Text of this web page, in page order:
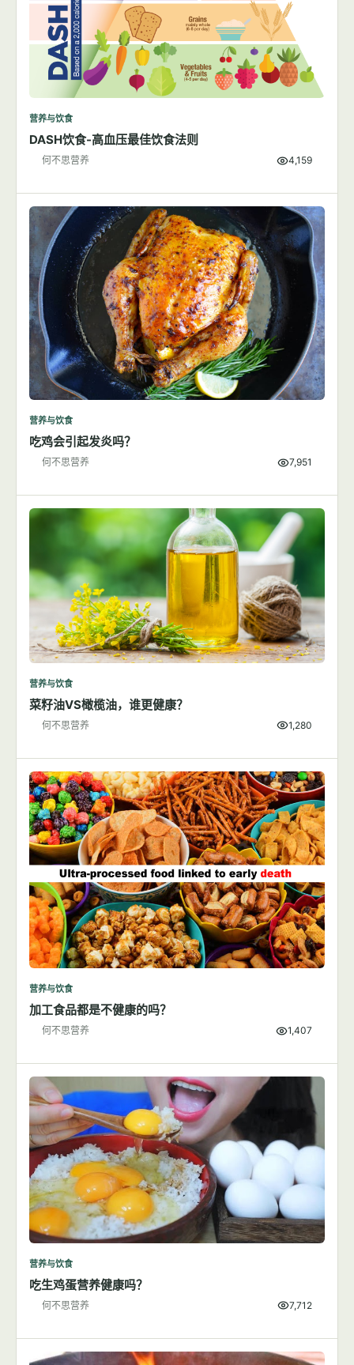
营养与饮食
DASH饮食-高血压最佳饮食法则
何不思营养 4,159
营养与饮食
吃鸡会引起发炎吗？
何不思营养 7,951
营养与饮食
菜籽油VS橄榄油，谁更健康？
何不思营养 1,280
营养与饮食
加工食品都是不健康的吗？
何不思营养 1,407
营养与饮食
吃生鸡蛋营养健康吗？
何不思营养 7,712